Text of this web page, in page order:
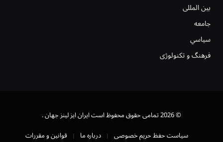
بين المللى
جامعه
سياسي
فرهنگ و تکنولوژی
© 2026 تمامی حقوق محفوظ است ايران ايز لينز جهان .
سیاست حفظ حریم خصوصی
درباره ما
قوانین و مقررات